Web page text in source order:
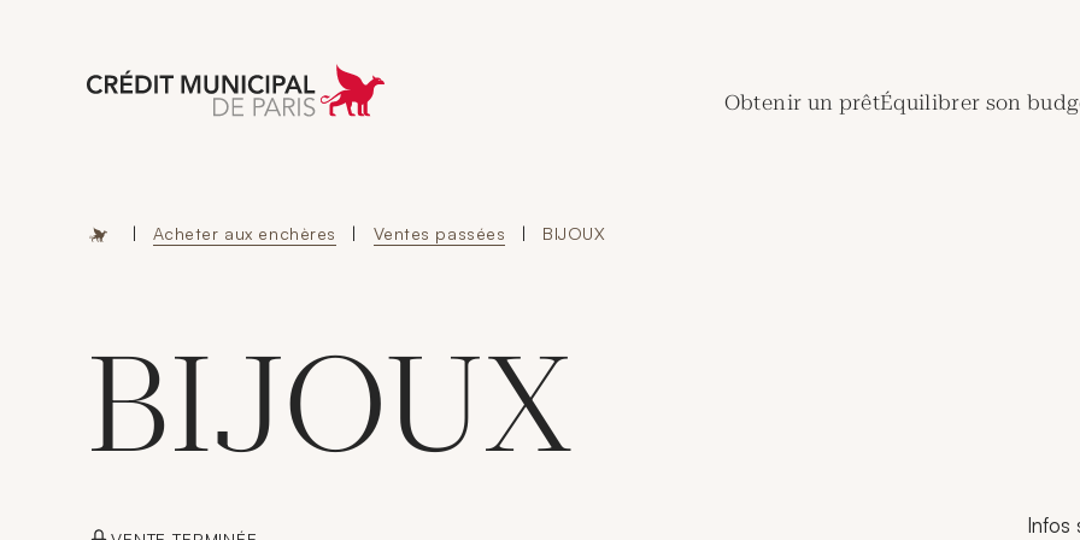
Aller à l'accueil de Crédit Municipal de Paris
Obtenir un prêtÉquilibrer son
| Acheter aux enchères | Ventes passées | BIJOUX
BIJOUX
Infos